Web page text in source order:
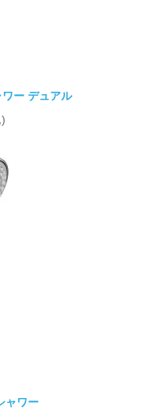
ー デュアル
ャワー